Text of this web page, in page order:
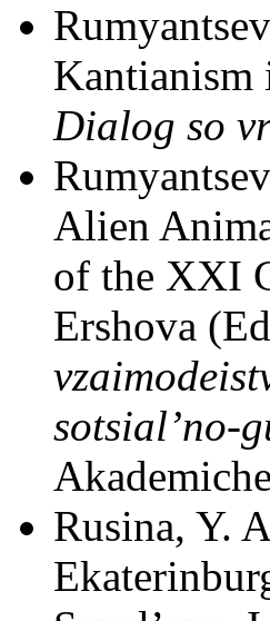
Kantianism
Dialog so
Alien
of the XXI
Ershova
sotsial’no-
Rusina, Y.